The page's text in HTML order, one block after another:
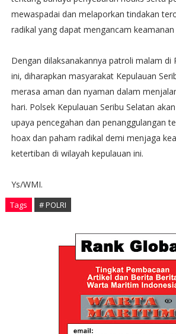
mewaspadai dan melaporkan tindakan
radikal yang dapat mengancam keamanan
Dengan dilaksanakannya patroli malam di
ini, diharapkan masyarakat Kepulauan
merasa aman dan nyaman dalam
hari. Polsek Kepulauan Seribu Selatan
upaya pencegahan dan penanggulangan
hoax dan paham radikal demi menjaga
ketertiban di wilayah kepulauan ini.
Ys/WMI.
Tags # POLRI